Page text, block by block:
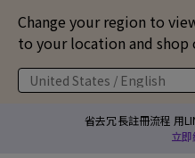
Change your region to
to your location and shop
United States / English
省去冗長註冊流程 用
立